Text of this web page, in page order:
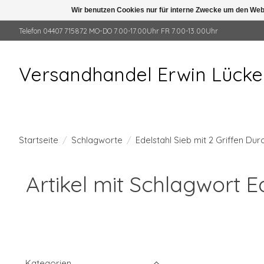
Telefon 04407 715872 MO-DO 7.00-17.00Uhr FR 7.00-13.00Uhr
Versandhandel Erwin
Startseite / Schlagworte / Edelstahl Sieb mit 2 Griffen
Artikel mit Schlagwort
Wir benutzen Cookies nur für interne Zwecke um den